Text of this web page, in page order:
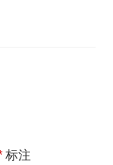
标注